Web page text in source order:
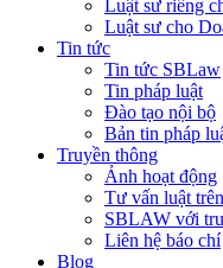
Luật sư riêng
Luật sư cho
Tin tức
Tin tức SBLaw
Tin pháp luật
Đào tạo nội bộ
Bản tin pháp
Truyền thông
Ảnh hoạt động
Tư vấn luật
SBLAW với
Liên hệ báo chí
Blog